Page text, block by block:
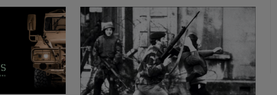
FORMATION/ ENTRAÎNEMENT
INDUSTRIES
ARMÉES ÉTRANGÈRES
AUTONOMIE
SPORT
SÉCURITÉ PRIVÉE
INDUSTRIES
FORCES DE SÉCURITÉ ÉTRANGÈRES
TRAINING
SURVIVAL / AUTONOMY / SPORT
INDUSTRIES
LE COIN DE LA « REDACCHEF »
L’ŒIL DE ROMAIN PETIT
JEUNES AUTEURS
DOCUMENTATION THÉMATIQUE
VIDÉO
2013
2014
2015
2016
2017